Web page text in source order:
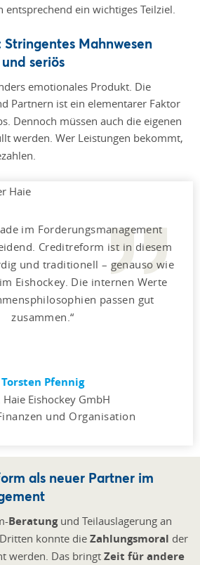
ein wichtiges Teilziel.
Mahnwesen
seriös
emotionales Produkt. Die
Partnern ist ein elementarer Faktor
Dennoch müssen auch die eigenen
werden. Wer Leistungen bekommt,
im Forderungsmanagement
Creditreform ist in diesem
und traditionell – genauso wie
Eishockey. Die internen Werte
passen gut
zusammen.
Torsten Pfennig
Eishockey GmbH
und Organisation
als neuer Partner im
Beratungund Teilauslagerung an
konnte die Zahlungsmoral der
werden. Das bringt Zeit für andere